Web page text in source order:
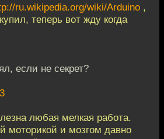
ru.wikipedia.org/wiki/Arduino ,
теперь вот жду когда
если не секрет?
любая мелкая работа.
моторикой и мозгом давно